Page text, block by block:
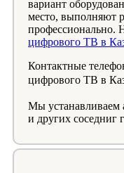
вариант
место, выполняют
профессионально.
цифрового ТВ в
Контактные
цифрового ТВ в
Мы устанавливаем
и других соседниг